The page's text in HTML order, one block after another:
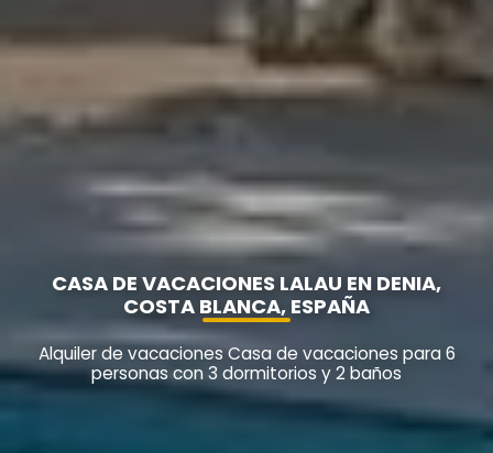
CASA DE VACACIONES LALAU EN DENIA,
COSTA BLANCA, ESPAÑA
Alquiler de vacaciones Casa de vacaciones para 6
personas con 3 dormitorios y 2 baños